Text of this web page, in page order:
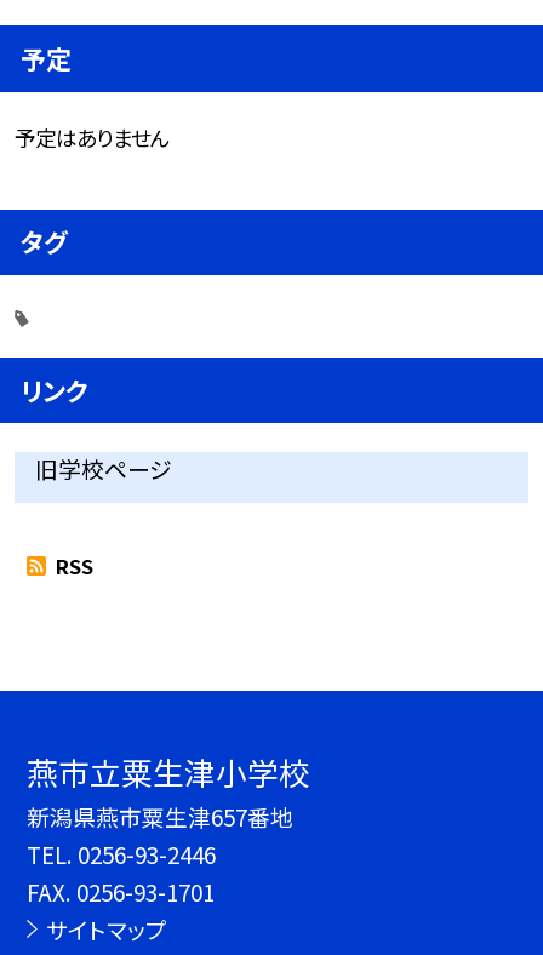
予定
予定はありません
タグ
リンク
旧学校ページ
RSS
燕市立粟生津小学校
新潟県燕市粟生津657番地
TEL. 0256-93-2446
FAX. 0256-93-1701
サイトマップ